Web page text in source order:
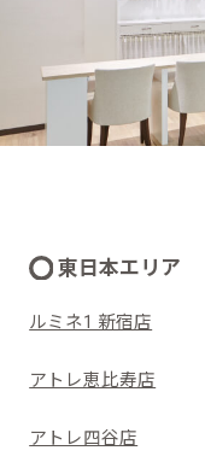
東日本エリア
ルミネ1 新宿店
アトレ恵比寿店
アトレ四谷店